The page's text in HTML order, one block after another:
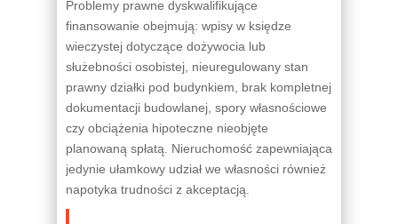
Problemy prawne dyskwalifikujące
finansowanie obejmują: wpisy w księdze
wieczystej dotyczące dożywocia lub
służebności osobistej, nieuregulowany stan
prawny działki pod budynkiem, brak kompletnej
dokumentacji budowlanej, spory własnościowe
czy obciążenia hipoteczne nieobjęte
planowaną spłatą. Nieruchomość zapewniająca
jedynie ułamkowy udział we własności również
napotyka trudności z akceptacją.